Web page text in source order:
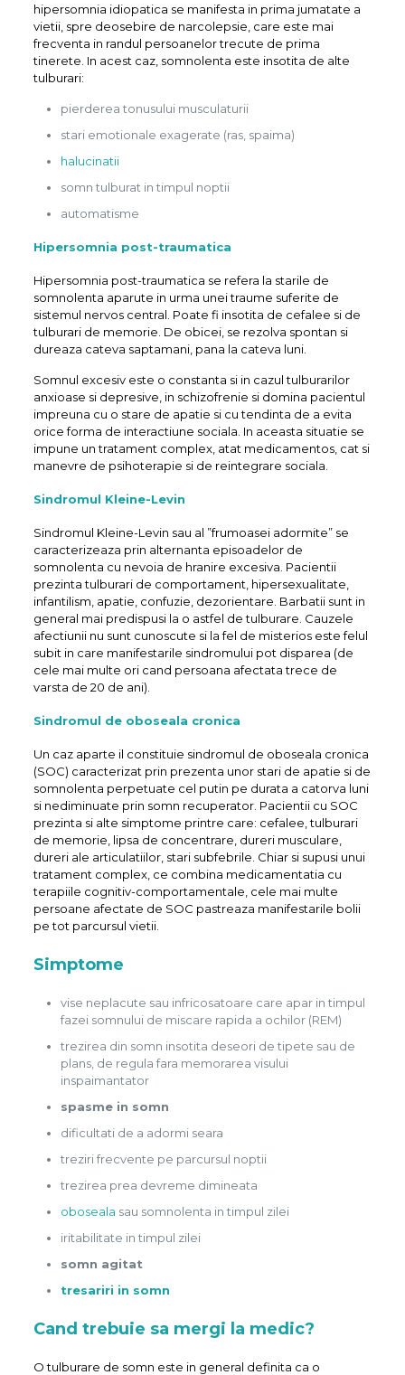
hipersomnia idiopatica se manifesta in prima jumatate a
vietii, spre deosebire de narcolepsie, care este mai
frecventa in randul persoanelor trecute de prima
tinerete. In acest caz, somnolenta este insotita de alte
tulburari:
pierderea tonusului musculaturii
stari emotionale exagerate (ras, spaima)
halucinatii
somn tulburat in timpul noptii
automatisme
Hipersomnia post-traumatica
Hipersomnia post-traumatica se refera la starile de
somnolenta aparute in urma unei traume suferite de
sistemul nervos central. Poate fi insotita de cefalee si de
tulburari de memorie. De obicei, se rezolva spontan si
dureaza cateva saptamani, pana la cateva luni.
Somnul excesiv este o constanta si in cazul tulburarilor
anxioase si depresive, in schizofrenie si domina pacientul
impreuna cu o stare de apatie si cu tendinta de a evita
orice forma de interactiune sociala. In aceasta situatie se
impune un tratament complex, atat medicamentos, cat si
manevre de psihoterapie si de reintegrare sociala.
Sindromul Kleine-Levin
Sindromul Kleine-Levin sau al ”frumoasei adormite” se
caracterizeaza prin alternanta episoadelor de
somnolenta cu nevoia de hranire excesiva. Pacientii
prezinta tulburari de comportament, hipersexualitate,
infantilism, apatie, confuzie, dezorientare. Barbatii sunt in
general mai predispusi la o astfel de tulburare. Cauzele
afectiunii nu sunt cunoscute si la fel de misterios este felul
subit in care manifestarile sindromului pot disparea (de
cele mai multe ori cand persoana afectata trece de
varsta de 20 de ani).
Sindromul de oboseala cronica
Un caz aparte il constituie sindromul de oboseala cronica
(SOC) caracterizat prin prezenta unor stari de apatie si de
somnolenta perpetuate cel putin pe durata a catorva luni
si nediminuate prin somn recuperator. Pacientii cu SOC
prezinta si alte simptome printre care: cefalee, tulburari
de memorie, lipsa de concentrare, dureri musculare,
dureri ale articulatiilor, stari subfebrile. Chiar si supusi unui
tratament complex, ce combina medicamentatia cu
terapiile cognitiv-comportamentale, cele mai multe
persoane afectate de SOC pastreaza manifestarile bolii
pe tot parcursul vietii.
Simptome
vise neplacute sau infricosatoare care apar in timpul
fazei somnului de miscare rapida a ochilor (REM)
trezirea din somn insotita deseori de tipete sau de
plans, de regula fara memorarea visului
inspaimantator
spasme in somn
dificultati de a adormi seara
treziri frecvente pe parcursul noptii
trezirea prea devreme dimineata
oboseala sau somnolenta in timpul zilei
iritabilitate in timpul zilei
somn agitat
tresariri in somn
Cand trebuie sa mergi la medic?
O tulburare de somn este in general definita ca o